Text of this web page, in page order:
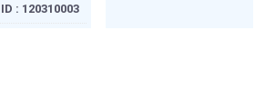
ID : 120310003